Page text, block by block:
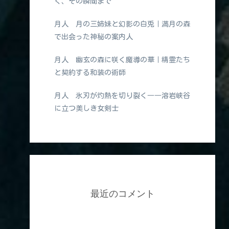
月人 月の三姉妹と幻影の白兎｜満月の森
で出会った神秘の案内人
月人 幽玄の森に咲く魔導の華｜精霊たち
と契約する和装の術師
月人 氷刃が灼熱を切り裂く――溶岩峡谷
に立つ美しき女剣士
最近のコメント